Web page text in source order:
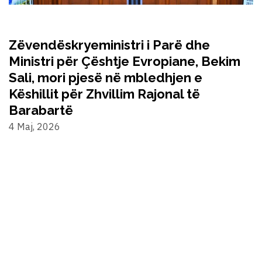
Zëvendëskryeministri i Parë dhe
Ministri për Çështje Evropiane, Bekim
Sali, mori pjesë në mbledhjen e
Këshillit për Zhvillim Rajonal të
Barabartë
4 Maj, 2026